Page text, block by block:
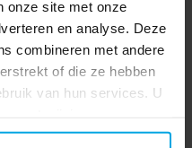
onze site met onze
en analyse. Deze
combineren met andere
of die ze hebben
van hun services. U